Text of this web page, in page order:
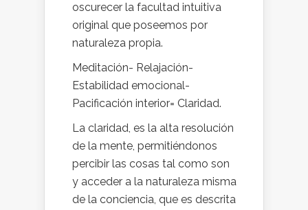
oscurecer la facultad intuitiva
original que poseemos por
naturaleza propia.
Meditación- Relajación-
Estabilidad emocional-
Pacificación interior= Claridad.
La claridad, es la alta resolución
de la mente, permitiéndonos
percibir las cosas tal como son
y acceder a la naturaleza misma
de la conciencia, que es descrita